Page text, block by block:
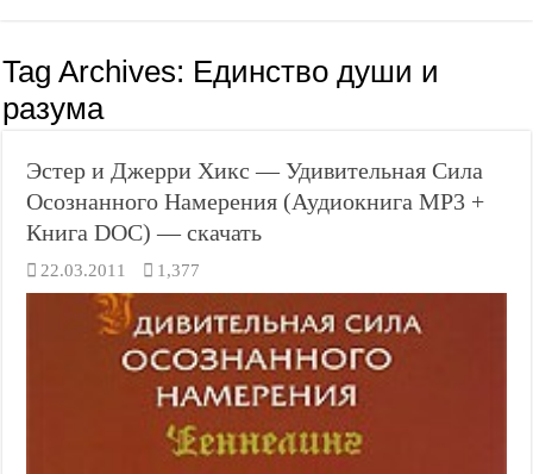
Tag Archives: Единство души и
разума
Эстер и Джерри Хикс — Удивительная Сила
Осознанного Намерения (Аудиокнига MP3 +
Книга DOC) — скачать
22.03.2011 1,377